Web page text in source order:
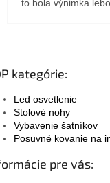
to bola výnimka
kategórie:
Led osvetlenie
Stolové nohy
Vybavenie šatníkov
Posuvné kovanie na
pre vás: